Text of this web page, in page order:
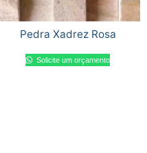
Pedra Xadrez Rosa
Solicite um orçamento